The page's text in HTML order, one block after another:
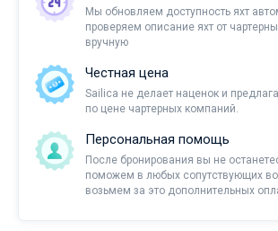
Мы обновляем доступность яхт
проверяем описание яхт от
вручную
Честная цена
Sailica не делает наценок и
по цене чартерных компаний.
Персональная помощь
После бронирования вы не
поможем в любых сопутствующих
возьмем за это дополнительных